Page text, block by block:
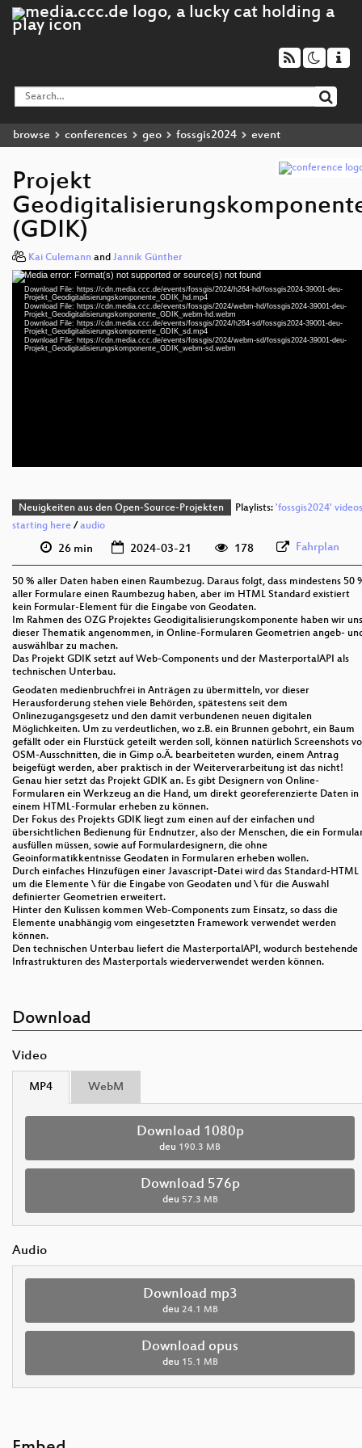
browse conferences geo fossgis2024 event
Projekt
(GDIK)
Kai Culemann and Jannik Günther
Video
Player
Media error: Format(s) not supported or source(s) not found
Download File: https://cdn.media.ccc.de/events/fossgis/2024/h264-hd/fossgis2024-39001-deu-
Projekt_Geodigitalisierungskomponente_GDIK_hd.mp4
Download File: https://cdn.media.ccc.de/events/fossgis/2024/webm-hd/fossgis2024-39001-deu-
Projekt_Geodigitalisierungskomponente_GDIK_webm-hd.webm
Download File: https://cdn.media.ccc.de/events/fossgis/2024/h264-sd/fossgis2024-39001-deu-
Projekt_Geodigitalisierungskomponente_GDIK_sd.mp4
Download File: https://cdn.media.ccc.de/events/fossgis/2024/webm-sd/fossgis2024-39001-deu-
Projekt_Geodigitalisierungskomponente_GDIK_webm-sd.webm
Neuigkeiten aus den Open-Source-Projekten Playlists: 'fossgis2024' videos
starting here /audio
26 min 2024-03-21 178 Fahrplan
50 % aller Daten haben einen Raumbezug. Daraus folgt, dass mindestens 50
aller Formulare einen Raumbezug haben, aber im HTML Standard existiert
kein Formular-Element für die Eingabe von Geodaten.
Im Rahmen des OZG Projektes Geodigitalisierungskomponente haben wir uns
dieser Thematik angenommen, in Online-Formularen Geometrien angeb-
auswählbar zu machen.
Das Projekt GDIK setzt auf Web-Components und der MasterportalAPI als
technischen Unterbau.
Geodaten medienbruchfrei in Anträgen zu übermitteln, vor dieser
Herausforderung stehen viele Behörden, spätestens seit dem
Onlinezugangsgesetz und den damit verbundenen neuen digitalen
Möglichkeiten. Um zu verdeutlichen, wo z.B. ein Brunnen gebohrt, ein Baum
gefällt oder ein Flurstück geteilt werden soll, können natürlich Screenshots
OSM-Ausschnitten, die in Gimp o.Ä. bearbeiteten wurden, einem Antrag
beigefügt werden, aber praktisch in der Weiterverarbeitung ist das nicht!
Genau hier setzt das Projekt GDIK an. Es gibt Designern von Online-
Formularen ein Werkzeug an die Hand, um direkt georeferenzierte Daten in
einem HTML-Formular erheben zu können.
Der Fokus des Projekts GDIK liegt zum einen auf der einfachen und
übersichtlichen Bedienung für Endnutzer, also der Menschen, die ein
ausfüllen müssen, sowie auf Formulardesignern, die ohne
Geoinformatikkentnisse Geodaten in Formularen erheben wollen.
Durch einfaches Hinzufügen einer Javascript-Datei wird das Standard-HTML
um die Elemente \ für die Eingabe von Geodaten und \ für die Auswahl
definierter Geometrien erweitert.
Hinter den Kulissen kommen Web-Components zum Einsatz, so dass die
Elemente unabhängig vom eingesetzten Framework verwendet werden
können.
Den technischen Unterbau liefert die MasterportalAPI, wodurch bestehende
Infrastrukturen des Masterportals wiederverwendet werden können.
Download
Video
MP4 WebM
Download 1080p
deu 190.3 MB
Download 576p
deu 57.3 MB
Audio
Download mp3
deu 24.1 MB
Download opus
deu 15.1 MB